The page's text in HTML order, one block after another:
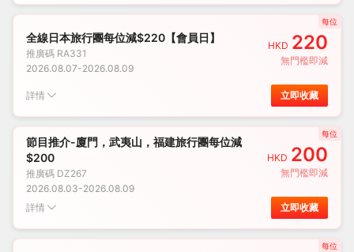
全線日本旅行團每位減$220【會員日】
推廣碼 RA331
2026.08.07-2026.08.09
HKD 220
無門檻即減
每位
詳情 立即收藏
節目推介-廈門，武夷山，福建旅行團每位減
$200
推廣碼 DZ267
2026.08.03-2026.08.09
HKD 200
無門檻即減
每位
詳情 立即收藏
每位